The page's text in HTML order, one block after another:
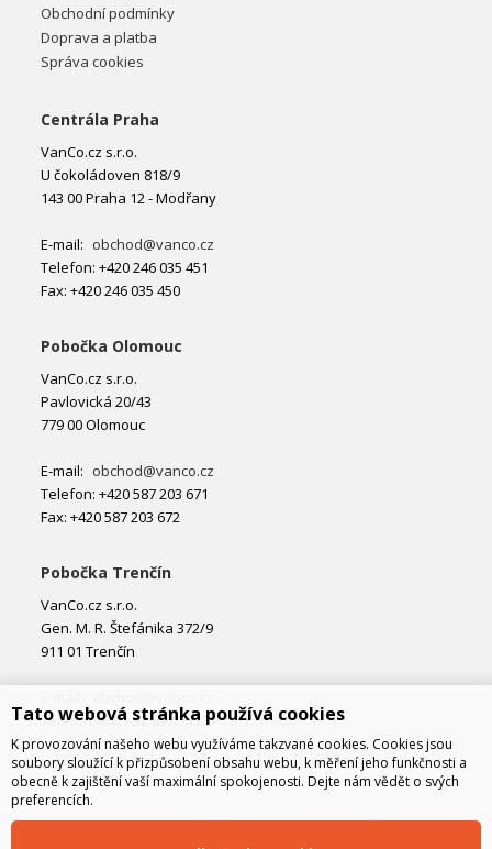
Obchodní podmínky
Doprava a platba
Správa cookies
Centrála Praha
VanCo.cz s.r.o.
U čokoládoven 818/9
143 00 Praha 12 - Modřany
E-mail: obchod@vanco.cz
Telefon: +420 246 035 451
Fax: +420 246 035 450
Pobočka Olomouc
VanCo.cz s.r.o.
Pavlovická 20/43
779 00 Olomouc
E-mail: obchod@vanco.cz
Telefon: +420 587 203 671
Fax: +420 587 203 672
Pobočka Trenčín
VanCo.cz s.r.o.
Gen. M. R. Štefánika 372/9
911 01 Trenčín
Telefon: +421 32 877 74 02
Tato webová stránka používá cookies
K provozování našeho webu využíváme takzvané cookies. Cookies jsou
soubory sloužící k přizpůsobení obsahu webu, k měření jeho funkčnosti a
obecně k zajištění vaší maximální spokojenosti. Dejte nám vědět o svých
preferencích.